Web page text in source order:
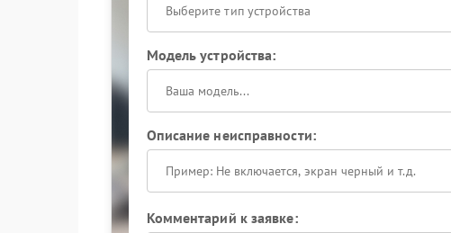
Выберите тип устройства
Модель устройства:
Описание неисправности:
Комментарий к заявке: